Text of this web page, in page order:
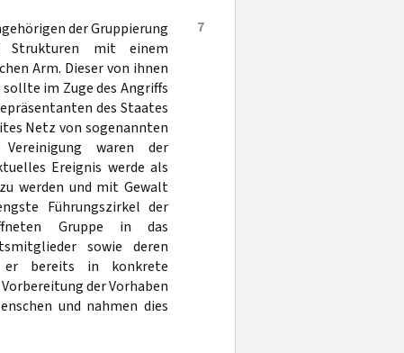
7
der Gruppierung
Strukturen mit einem
Arm. Dieser von ihnen
im Zuge des Angriffs
des Staates
Netz von sogenannten
waren der
Ereignis werde als
werden und mit Gewalt
Führungszirkel der
Gruppe in das
sowie deren
er bereits in konkrete
der Vorhaben
und nahmen dies